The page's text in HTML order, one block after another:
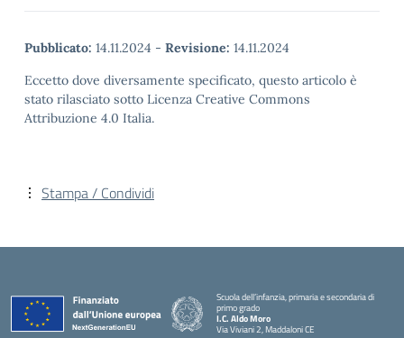
Pubblicato: 14.11.2024 - Revisione: 14.11.2024
Eccetto dove diversamente specificato, questo articolo è
stato rilasciato sotto Licenza Creative Commons
Attribuzione 4.0 Italia.
Stampa / Condividi
Scuola dell’infanzia, primaria e secondaria di
primo grado
I.C. Aldo Moro
Via Viviani 2, Maddaloni CE